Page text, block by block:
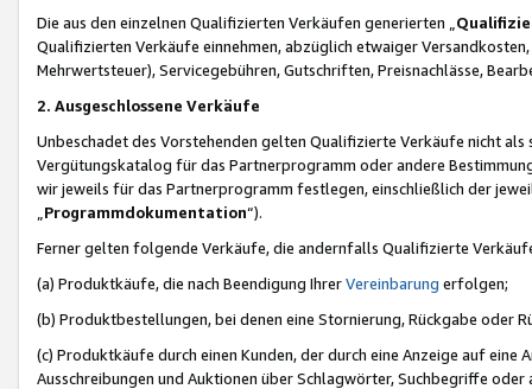
Die aus den einzelnen Qualifizierten Verkäufen generierten „
Qualifizierten Verkäufe einnehmen, abzüglich etwaiger
Mehrwertsteuer), Servicegebühren, Gutschriften, Preisnachlässe,
2. Ausgeschlossene Verkäufe
Unbeschadet des Vorstehenden gelten Qualifizierte Verkäufe nicht
Vergütungskatalog für das Partnerprogramm oder andere
wir jeweils für das Partnerprogramm festlegen, einschließlich der
Programmdokumentation“).
Ferner gelten folgende Verkäufe, die andernfalls Qualifizierte
(a) Produktkäufe, die nach Beendigung IhrerVereinbarung erfolgen;
(b) Produktbestellungen, bei denen eine Stornierung, Rückgabe oder
(c) Produktkäufe durch einen Kunden, der durch eine Anzeige auf
Ausschreibungen und Auktionen über Schlagwörter, Suchbegriffe